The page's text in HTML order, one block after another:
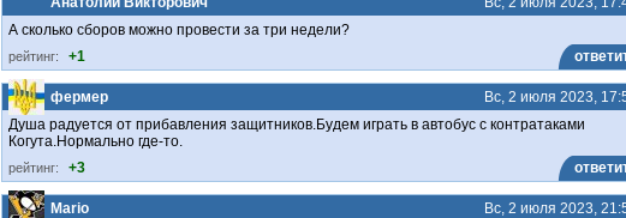
А сколько сборов можно провести за три недели?
рейтинг: +1
фермер
Вс, 2 июля 2023,
Душа радуется от прибавления защитников.Будем играть в автобус с контратаками
Когута.Нормально где-то.
рейтинг: +3
Mario
Вс, 2 июля 2023,